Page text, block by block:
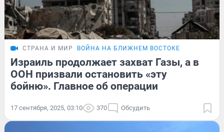
СТРАНА И МИР ВОЙНА НА БЛИЖНЕМ ВОСТОКЕ
Израиль продолжает захват Газы, а в
ООН призвали остановить «эту
бойню». Главное об операции
17 сентября, 2025, 03:10 370 Обсудить